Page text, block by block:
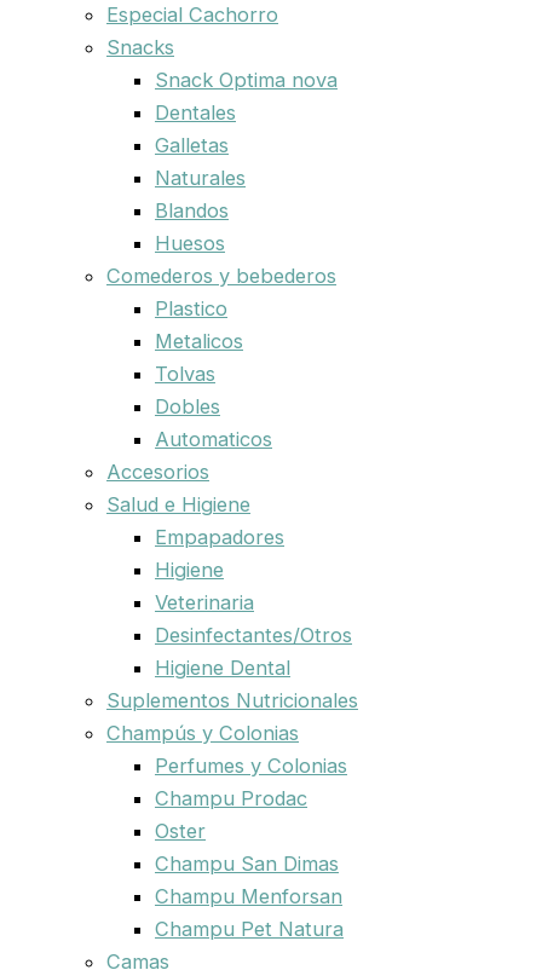
Especial Cachorro
Snacks
Snack Optima nova
Dentales
Galletas
Naturales
Blandos
Huesos
Comederos y bebederos
Plastico
Metalicos
Tolvas
Dobles
Automaticos
Accesorios
Salud e Higiene
Empapadores
Higiene
Veterinaria
Desinfectantes/Otros
Higiene Dental
Suplementos Nutricionales
Champús y Colonias
Perfumes y Colonias
Champu Prodac
Oster
Champu San Dimas
Champu Menforsan
Champu Pet Natura
Camas